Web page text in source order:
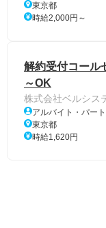
東京都
時給2,000円～
解約受付コール
～OK
株式会社ベルシス
アルバイト・パー
東京都
時給1,620円